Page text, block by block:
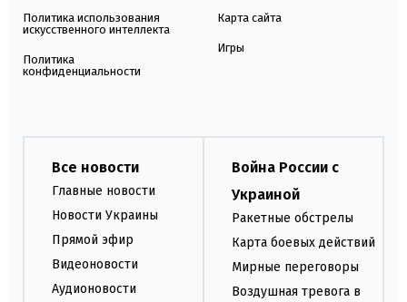
Политика использования
искусственного интеллекта
Политика
конфиденциальности
Карта сайта
Игры
Все новости
Главные новости
Новости Украины
Прямой эфир
Видеоновости
Аудионовости
Война России с
Украиной
Ракетные обстрелы
Карта боевых действий
Мирные переговоры
Воздушная тревога в